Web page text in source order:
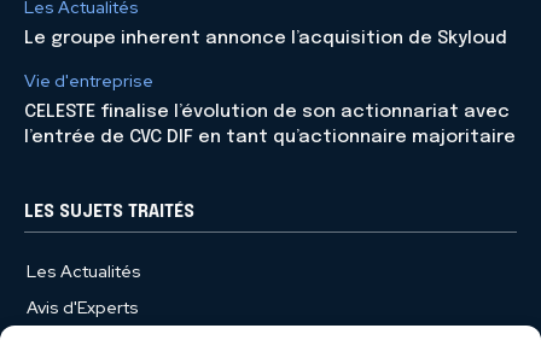
Les Actualités
Le groupe inherent annonce l’acquisition de Skyloud
Vie d'entreprise
CELESTE finalise l’évolution de son actionnariat avec
l’entrée de CVC DIF en tant qu’actionnaire majoritaire
LES SUJETS TRAITÉS
Les Actualités
Avis d'Experts